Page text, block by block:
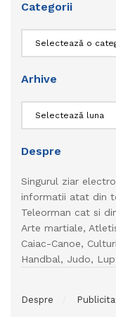
Categorii
Arhive
Despre
Singurul ziar
informatii atat din
Teleorman cat si
Arte martiale,
Caiac-Canoe,
Handbal, Judo,
Despre